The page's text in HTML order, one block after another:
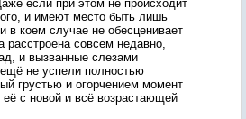
если при этом не происходит
и имеют место быть лишь
в коем случае не обесценивает
совсем недавно,
и вызванные слезами
не успели полностью
грустью и огорчением момент
с новой и всё возрастающей